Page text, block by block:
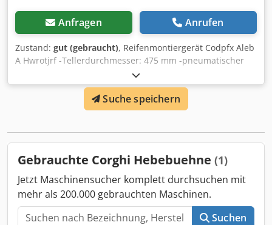
Anfragen Anrufen
Zustand: gut (gebraucht), Reifenmontiergerät Codpfx Aleb
A Hwrotjrf -Tellerdurchmesser: 475 mm -pneumatischer
Reifenpresse -Klapparm -Gewicht: 208 kg
Suche speichern
Gebrauchte Corghi Hebebuehne (1)
Jetzt Maschinensucher komplett durchsuchen mit
mehr als 200.000 gebrauchten Maschinen.
Suchen